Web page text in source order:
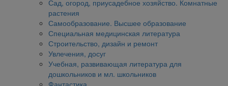
Сад, огород, приусадебное хозяйство. Комнатные
растения
Самообразование. Высшее образование
Специальная медицинская литература
Строительство, дизайн и ремонт
Увлечения, досуг
Учебная, развивающая литература для
дошкольников и мл. школьников
Фантастика